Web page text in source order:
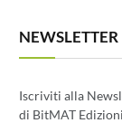
NEWSLETTER
Iscriviti alla
di BitMAT